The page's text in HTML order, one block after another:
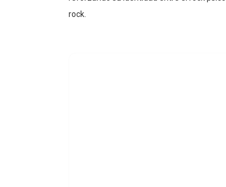
rock.